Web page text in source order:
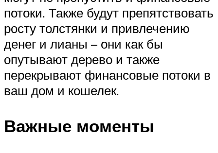
потоки. Также будут препятствовать
росту толстянки и привлечению
денег и лианы – они как бы
опутывают дерево и также
перекрывают финансовые потоки в
ваш дом и кошелек.
Важные моменты